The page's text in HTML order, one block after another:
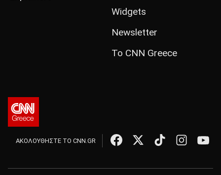
Widgets
Newsletter
Το CNN Greece
ΑΚΟΛΟΥΘΗΣΤΕ ΤΟ CNN.GR